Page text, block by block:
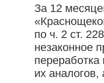
За 12
по ч. 2 ст.
незаконное
переработка
их аналогов,